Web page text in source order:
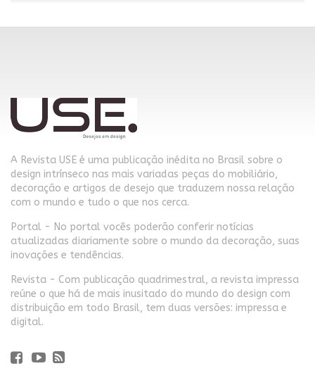
A Revista USE é uma publicação inédita no Brasil sobre o
design intrínseco nas mais variadas peças do mobiliário,
decoração e artigos de desejo que traduzem nossa relação
com o mundo e tudo o que nos cerca.
Portal - No portal vocês poderão conferir notícias
atualizadas diariamente sobre o mundo da decoração, suas
inovações e tendências.
Revista - Com publicação quadrimestral, a revista impressa
reúne o que há de mais inusitado do mundo do design com
distribuição em todo Brasil, tem duas versões: impressa e
digital.